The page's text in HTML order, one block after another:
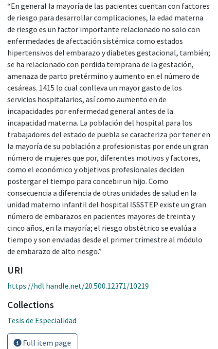
“En general la mayoría de las pacientes cuentan con factores
de riesgo para desarrollar complicaciones, la edad materna
de riesgo es un factor importante relacionado no solo con
enfermedades de afectación sistémica como estados
hipertensivos del embarazo y diabetes gestacional, también;
se ha relacionado con perdida temprana de la gestación,
amenaza de parto pretérmino y aumento en el número de
cesáreas. 1415 lo cual conlleva un mayor gasto de los
servicios hospitalarios, así como aumento en de
incapacidades por enfermedad general antes de la
incapacidad materna. La población del hospital para los
trabajadores del estado de puebla se caracteriza por tener en
la mayoría de su población a profesionistas por ende un gran
número de mujeres que por, diferentes motivos y factores,
como el económico y objetivos profesionales deciden
postergar el tiempo para concebir un hijo. Como
consecuencia a diferencia de otras unidades de salud en la
unidad materno infantil del hospital ISSSTEP existe un gran
número de embarazos en pacientes mayores de treinta y
cinco años, en la mayoría; el riesgo obstétrico se evalúa a
tiempo y son enviadas desde el primer trimestre al módulo
de embarazo de alto riesgo.”
URI
https://hdl.handle.net/20.500.12371/10219
Collections
Tesis de Especialidad
Full item page